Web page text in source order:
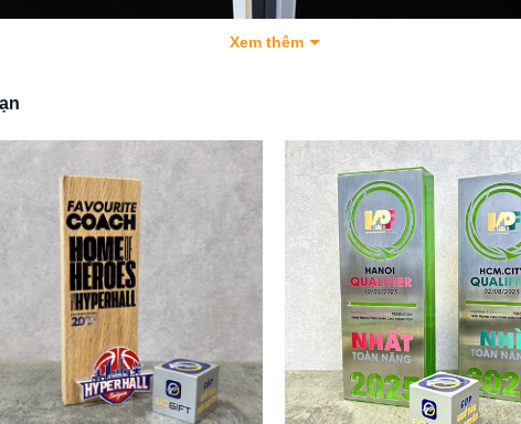
Cúp thể thao cầu lông TT11 được sử dụng để trao thưởng trong các giải
giao hữu, các cuộc thi lớn
cầu lông TT11
Xem thêm